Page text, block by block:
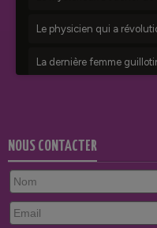
NOUS CONTACTER